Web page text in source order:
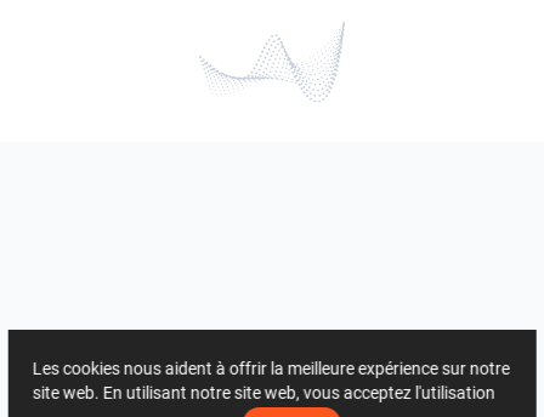
Les cookies nous aident à offrir la meilleure expérience sur notre
site web. En utilisant notre site web, vous acceptez l'utilisation